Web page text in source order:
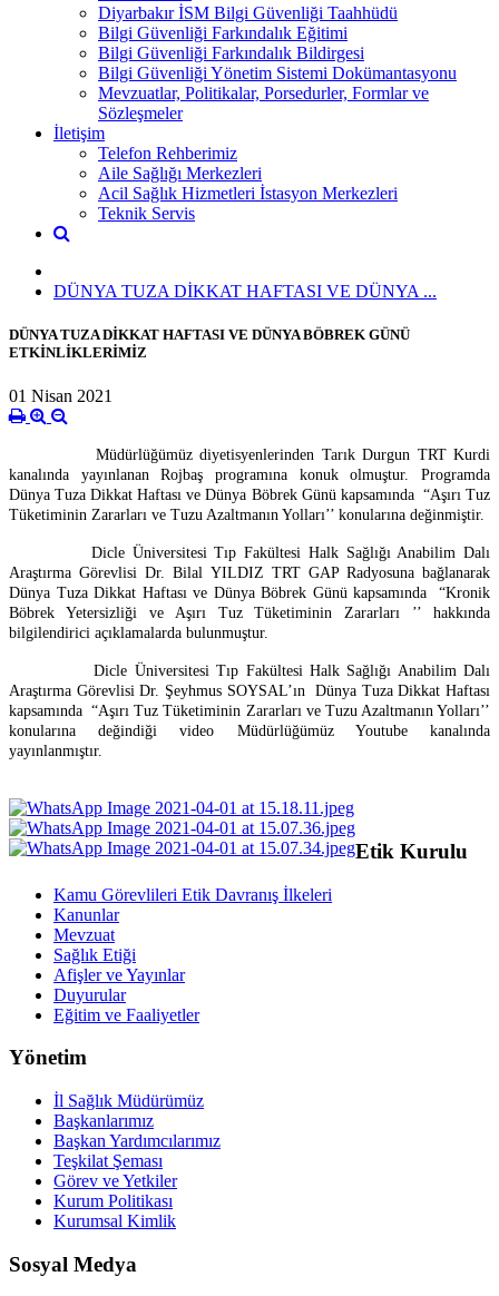
Diyarbakır İSM Bilgi Güvenliği Taahhüdü
Bilgi Güvenliği Farkındalık Eğitimi
Bilgi Güvenliği Farkındalık Bildirgesi
Bilgi Güvenliği Yönetim Sistemi Dokümantasyonu
Mevzuatlar, Politikalar, Porsedurler, Formlar ve
Sözleşmeler
İletişim
Telefon Rehberimiz
Aile Sağlığı Merkezleri
Acil Sağlık Hizmetleri İstasyon Merkezleri
Teknik Servis
DÜNYA TUZA DİKKAT HAFTASI VE DÜNYA ...
DÜNYA TUZA DİKKAT HAFTASI VE DÜNYA BÖBREK GÜNÜ
ETKİNLİKLERİMİZ
01 Nisan 2021
Müdürlüğümüz diyetisyenlerinden Tarık Durgun TRT Kurdi
kanalında yayınlanan Rojbaş programına konuk olmuştur. Programda
Dünya Tuza Dikkat Haftası ve Dünya Böbrek Günü kapsamında “Aşırı Tuz
Tüketiminin Zararları ve Tuzu Azaltmanın Yolları’’ konularına değinmiştir.
Dicle Üniversitesi Tıp Fakültesi Halk Sağlığı Anabilim Dalı
Araştırma Görevlisi Dr. Bilal YILDIZ TRT GAP Radyosuna bağlanarak
Dünya Tuza Dikkat Haftası ve Dünya Böbrek Günü kapsamında “Kronik
Böbrek Yetersizliği ve Aşırı Tuz Tüketiminin Zararları ’’ hakkında
bilgilendirici açıklamalarda bulunmuştur.
Dicle Üniversitesi Tıp Fakültesi Halk Sağlığı Anabilim Dalı
Araştırma Görevlisi Dr. Şeyhmus SOYSAL’ın Dünya Tuza Dikkat Haftası
kapsamında “Aşırı Tuz Tüketiminin Zararları ve Tuzu Azaltmanın Yolları’’
konularına değindiği video Müdürlüğümüz Youtube kanalında
yayınlanmıştır.
Etik Kurulu
Kamu Görevlileri Etik Davranış İlkeleri
Kanunlar
Mevzuat
Sağlık Etiği
Afişler ve Yayınlar
Duyurular
Eğitim ve Faaliyetler
Yönetim
İl Sağlık Müdürümüz
Başkanlarımız
Başkan Yardımcılarımız
Teşkilat Şeması
Görev ve Yetkiler
Kurum Politikası
Kurumsal Kimlik
Sosyal Medya